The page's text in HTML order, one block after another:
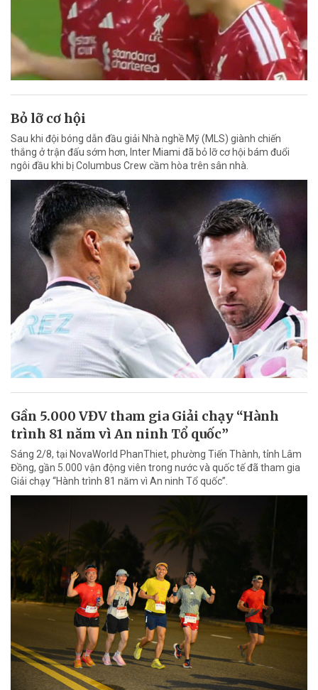
Bỏ lỡ cơ hội
Sau khi đội bóng dẫn đầu giải Nhà nghề Mỹ (MLS) giành chiến
thắng ở trận đấu sớm hơn, Inter Miami đã bỏ lỡ cơ hội bám đuổi
ngôi đầu khi bị Columbus Crew cầm hòa trên sân nhà.
Gần 5.000 VĐV tham gia Giải chạy “Hành
trình 81 năm vì An ninh Tổ quốc”
Sáng 2/8, tại NovaWorld PhanThiet, phường Tiến Thành, tỉnh Lâm
Đồng, gần 5.000 vận động viên trong nước và quốc tế đã tham gia
Giải chạy “Hành trình 81 năm vì An ninh Tổ quốc”.